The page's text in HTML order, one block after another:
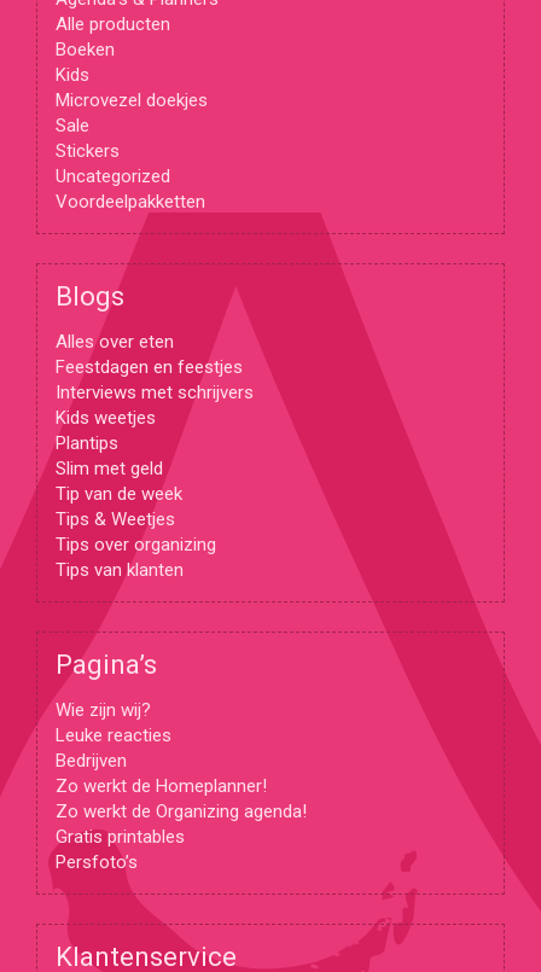
Alle producten
Boeken
Kids
Microvezel doekjes
Sale
Stickers
Uncategorized
Voordeelpakketten
Blogs
Alles over eten
Feestdagen en feestjes
Interviews met schrijvers
Kids weetjes
Plantips
Slim met geld
Tip van de week
Tips & Weetjes
Tips over organizing
Tips van klanten
Pagina’s
Wie zijn wij?
Leuke reacties
Bedrijven
Zo werkt de Homeplanner!
Zo werkt de Organizing agenda!
Gratis printables
Persfoto’s
Klantenservice